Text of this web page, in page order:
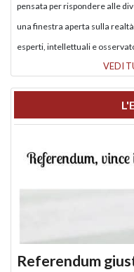
pensata per rispondere alle
una finestra aperta sulla
esperti, intellettuali e
VEDI
Referendum